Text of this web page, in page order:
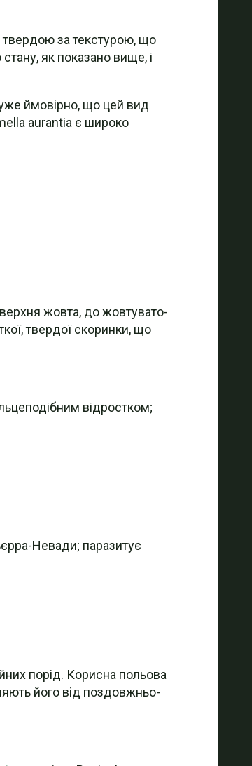
за текстурою, що
як показано вище, і
ймовірно, що цей вид
aurantia є широко
жовта, до жовтувато-
твердої скоринки, що
відростком;
Невади; паразитує
порід. Корисна польова
його від поздовжньо-